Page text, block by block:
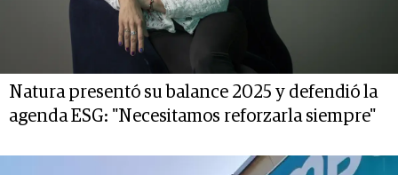
Natura presentó su balance 2025 y defendió la
agenda ESG: "Necesitamos reforzarla siempre"